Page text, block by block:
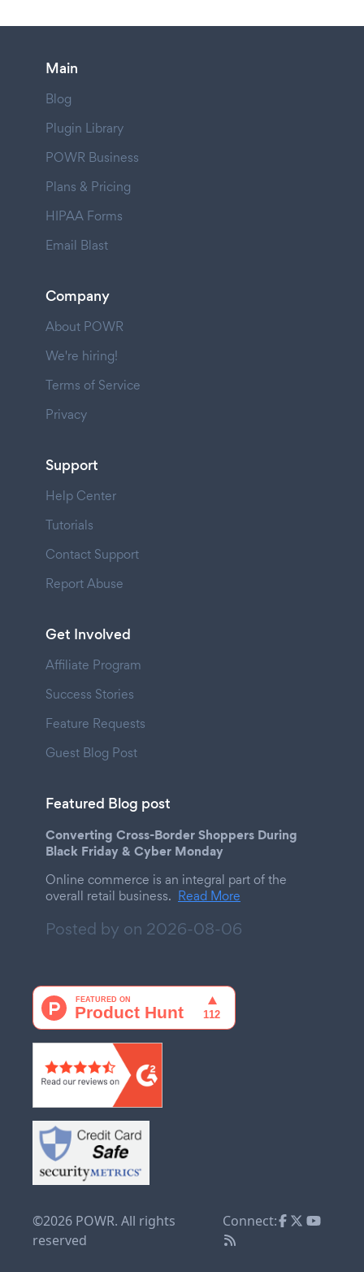
Main
Blog
Plugin Library
POWR Business
Plans & Pricing
HIPAA Forms
Email Blast
Company
About POWR
We're hiring!
Terms of Service
Privacy
Support
Help Center
Tutorials
Contact Support
Report Abuse
Get Involved
Affiliate Program
Success Stories
Feature Requests
Guest Blog Post
Featured Blog post
Converting Cross-Border Shoppers During
Black Friday & Cyber Monday
Online commerce is an integral part of the
overall retail business. Read More
Posted by on 2026-08-06
©2026 POWR. All rights
reserved
Connect: